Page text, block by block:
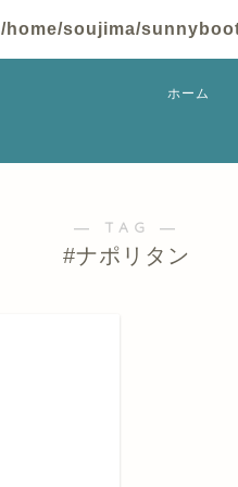
/home/soujima/
ホーム
― TAG ―
#ナポリタン